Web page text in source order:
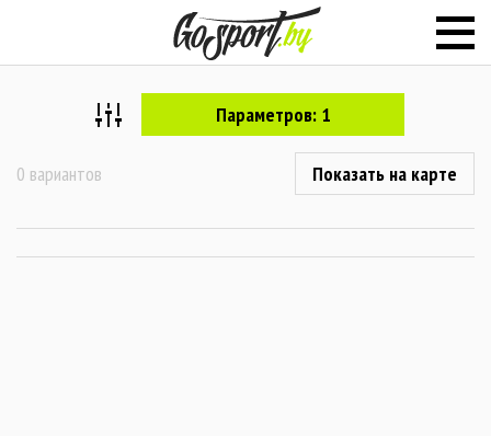
Параметров: 1
0 вариантов Показать на карте